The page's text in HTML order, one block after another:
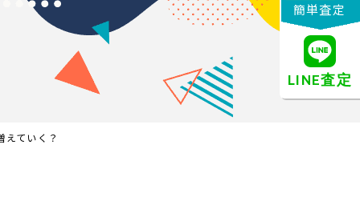
簡単査定
LINE査定
ていく？